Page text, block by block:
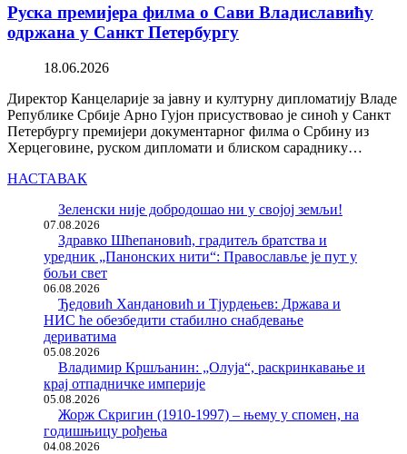
Руска премијера филма о Сави Владиславићу
одржана у Санкт Петербургу
18.06.2026
Директор Канцеларије за јавну и културну дипломатију Владе
Републике Србије Арно Гујон присуствовао је синоћ у Санкт
Петербургу премијери документарног филма о Србину из
Херцеговине, руском дипломати и блиском сараднику…
НАСТАВАК
Зеленски није добродошао ни у својој земљи!
07.08.2026
Здравко Шћепановић, градитељ братства и
уредник „Панонских нити“: Православље је пут у
бољи свет
06.08.2026
Ђедовић Хандановић и Тјурдењев: Држава и
НИС ће обезбедити стабилно снабдевање
дериватима
05.08.2026
Владимир Кршљанин: „Олуја“, раскринкавање и
крај отпадничке империје
05.08.2026
Жорж Скригин (1910-1997) – њему у спомен, на
годишњицу рођења
04.08.2026